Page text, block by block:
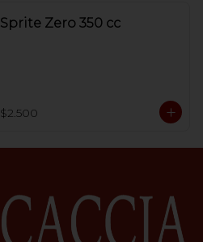
Sprite Zero 350 cc
$2.500